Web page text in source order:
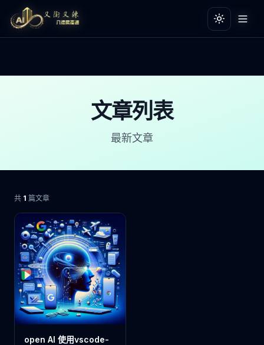
切換主題
切換主題
文章列表
最新文章
共 1 篇文章
open AI 使用vscode-